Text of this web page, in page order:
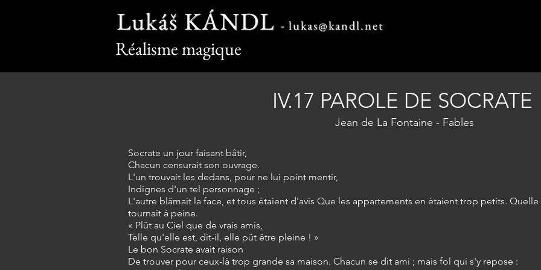
Lukáš KÁNDL - lukas@kandl.net
Réalisme magique
IV.17 PAROLE DE SOCRATE
Jean de La Fontaine - Fables
Socrate un jour faisant bâtir,
Chacun censurait son ouvrage.
L'un trouvait les dedans, pour ne lui point mentir,
Indignes d'un tel personnage ;
L'autre blâmait la face, et tous étaient d'avis Que les appartements en étaient trop petits.
tournait à peine.
« Plût au Ciel que de vrais amis,
Telle qu'elle est, dit-il, elle pût être pleine ! »
Le bon Socrate avait raison
De trouver pour ceux-là trop grande sa maison. Chacun se dit ami ; mais fol qui s'y repose :